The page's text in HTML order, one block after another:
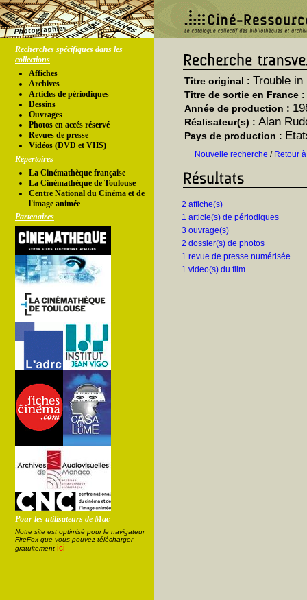
Recherches spécifiques dans les
collections
Affiches
Archives
Articles de périodiques
Dessins
Ouvrages
Photos en accés réservé
Revues de presse
Vidéos (DVD et VHS)
Répertoires
La Cinémathèque française
La Cinémathèque de Toulouse
Centre National du Cinéma et de
l'image animée
Partenaires
Pour les utilisateurs de Mac
Notre site est optimisé pour le navigateur
FireFox que vous pouvez télécharger
gratuitement ici
Titre original : Trouble in
Titre de sortie en France :
Année de production :
Réalisateur(s) : Alan
Pays de production :
Nouvelle recherche / Retour
2 affiche(s)
1 article(s) de périodiques
3 ouvrage(s)
2 dossier(s) de photos
1 revue de presse numérisée
1 video(s) du film